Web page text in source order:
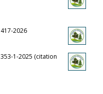
2026
1-2025 (citation